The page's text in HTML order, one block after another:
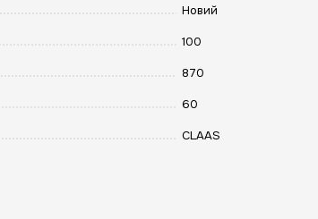
Новий
100
870
60
CLAAS